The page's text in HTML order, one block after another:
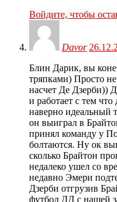
Войдите, чтобы
Davor
Блин Дарик, вы
тряпками) Просто
насчет Де Дзерби))
и работает с тем
наверно идеальный
он выиграл в
принял команду у
болтаются. Ну ок
сколько Брайтон
недалеко ушел со
недавно Эмери
Дзерби отгрузив
футбол ДД с нашей